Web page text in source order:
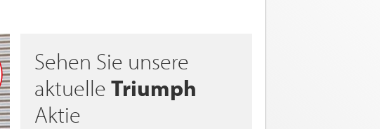
Sehen Sie unsere
aktuelleTriumph
Aktie